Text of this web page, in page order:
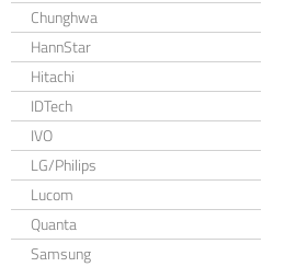
Chunghwa
HannStar
Hitachi
IDTech
IVO
LG/Philips
Lucom
Quanta
Samsung